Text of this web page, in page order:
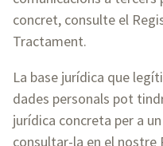
concret, consulte el
Tractament.
La base jurídica que
dades personals pot
jurídica concreta per a
consultar-la en el